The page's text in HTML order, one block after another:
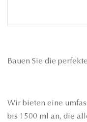
Bauen Sie die
Wir bieten eine
bis 1500 ml an, die